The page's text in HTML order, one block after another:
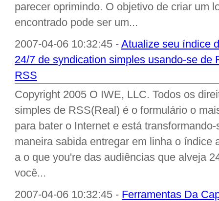
parecer oprimindo. O objetivo de criar um
encontrado pode ser um...
2007-04-06 10:32:45 - Atualize seu índice
24/7 de syndication simples usando-se de
RSS
Copyright 2005 O IWE, LLC. Todos os
simples de RSS(Real) é o formulário o
para bater o Internet e está
maneira sabida entregar em linha o índice
a o que you're das audiências que alveja
você...
2007-04-06 10:32:45 - Ferramentas Da